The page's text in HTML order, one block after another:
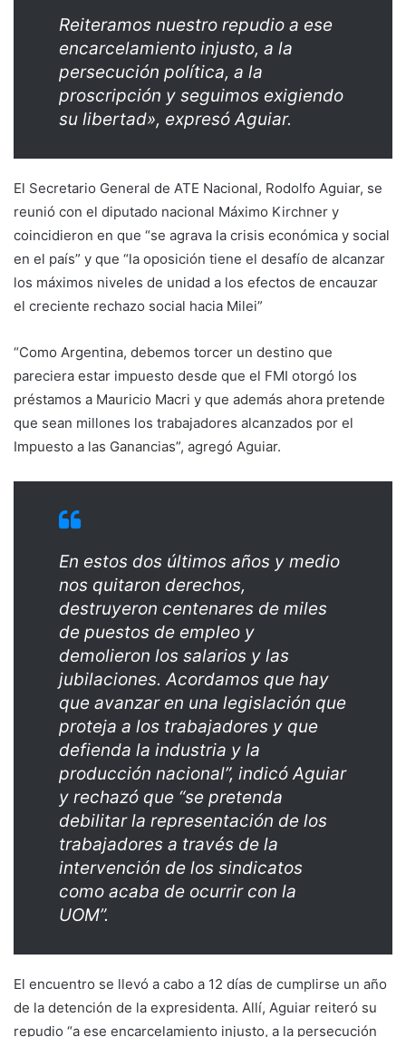
Reiteramos nuestro repudio a ese
encarcelamiento injusto, a la
persecución política, a la
proscripción y seguimos exigiendo
su libertad», expresó Aguiar.
El Secretario General de ATE Nacional, Rodolfo Aguiar, se
reunió con el diputado nacional Máximo Kirchner y
coincidieron en que “se agrava la crisis económica y social
en el país” y que “la oposición tiene el desafío de alcanzar
los máximos niveles de unidad a los efectos de encauzar
el creciente rechazo social hacia Milei”
“Como Argentina, debemos torcer un destino que
pareciera estar impuesto desde que el FMI otorgó los
préstamos a Mauricio Macri y que además ahora pretende
que sean millones los trabajadores alcanzados por el
Impuesto a las Ganancias”, agregó Aguiar.
En estos dos últimos años y medio
nos quitaron derechos,
destruyeron centenares de miles
de puestos de empleo y
demolieron los salarios y las
jubilaciones. Acordamos que hay
que avanzar en una legislación que
proteja a los trabajadores y que
defienda la industria y la
producción nacional”, indicó Aguiar
y rechazó que “se pretenda
debilitar la representación de los
trabajadores a través de la
intervención de los sindicatos
como acaba de ocurrir con la
UOM”.
El encuentro se llevó a cabo a 12 días de cumplirse un año
de la detención de la expresidenta. Allí, Aguiar reiteró su
repudio “a ese encarcelamiento injusto, a la persecución